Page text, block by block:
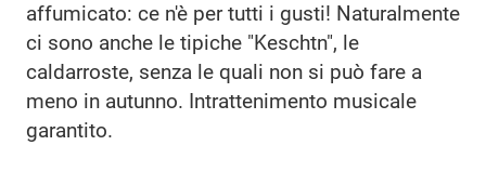
affumicato: ce n'è per tutti i gusti! Naturalmente
ci sono anche le tipiche "Keschtn", le
caldarroste, senza le quali non si può fare a
meno in autunno. Intrattenimento musicale
garantito.